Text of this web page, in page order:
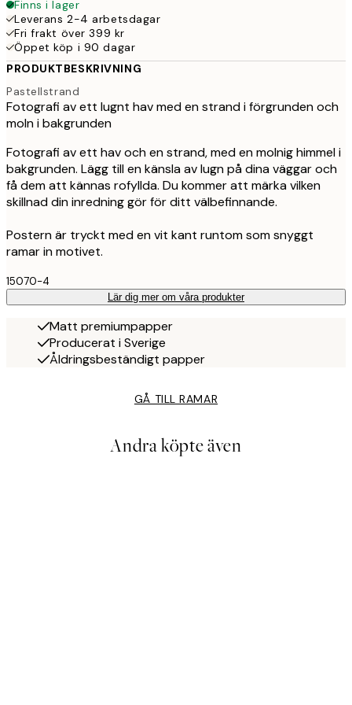
Finns i lager
Leverans 2-4 arbetsdagar
Fri frakt över 399 kr
Öppet köp i 90 dagar
PRODUKTBESKRIVNING
Pastellstrand
Fotografi av ett lugnt hav med en strand i förgrunden och
moln i bakgrunden
Fotografi av ett hav och en strand, med en molnig himmel i
bakgrunden. Lägg till en känsla av lugn på dina väggar och
få dem att kännas rofyllda. Du kommer att märka vilken
skillnad din inredning gör för ditt välbefinnande.
Postern är tryckt med en vit kant runtom som snyggt
ramar in motivet.
15070-4
Lär dig mer om våra produkter
Matt premiumpapper
Producerat i Sverige
Åldringsbeständigt papper
GÅ TILL RAMAR
Andra köpte även